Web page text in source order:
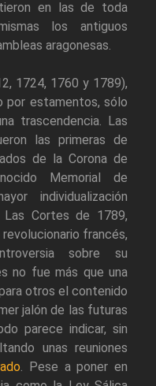
en las de toda
los antiguos
aragonesas.
1724, 1760 y 1789),
por estamentos, sólo
trascendencia. Las
las primeras de
de la Corona de
Memorial de
individualización
Cortes de 1789,
francés,
sobre su
no fue más que una
otros el contenido
jalón de las futuras
parece indicar, sin
unas reuniones
. Pese a poner en